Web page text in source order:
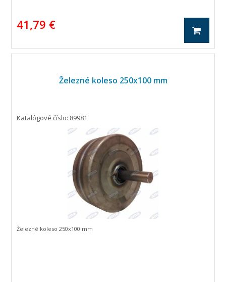
41,79 €
Železné koleso 250x100 mm
Katalógové číslo: 89981
Železné koleso 250x100 mm